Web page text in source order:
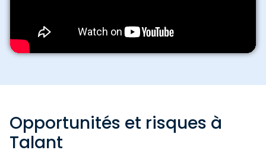
Opportunités et risques à
Talant